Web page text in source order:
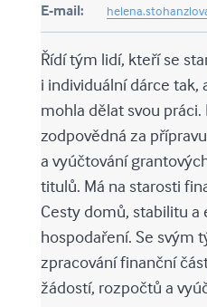
E-mail:
Řídí tým lidí, kteří se
i individuální dárce tak,
mohla dělat svou práci.
zodpovědná za
a vyúčtování
titulů. Má na starosti
Cesty domů, stabilitu
hospodaření. Se svým
zpracování finanční
žádostí, rozpočtů a